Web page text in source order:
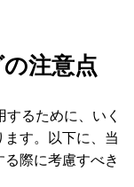
注意点
るために、いく
す。以下に、当
際に考慮すべき